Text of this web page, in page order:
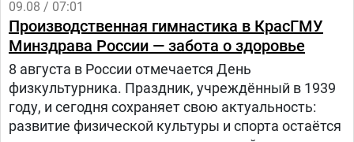
09.08 / 07:01
Производственная гимнастика в КрасГМУ
Минздрава России — забота о здоровье
8 августа в России отмечается День
физкультурника. Праздник, учреждённый в 1939
году, и сегодня сохраняет свою актуальность:
развитие физической культуры и спорта остаётся